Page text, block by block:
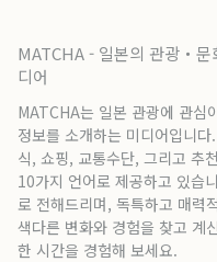
MATCHA - 일본의 관광・
디어
MATCHA는 일본 관광에 관심
정보를 소개하는 미디어입니
식, 쇼핑, 교통수단, 그리고 추
10가지 언어로 제공하고 있습
로 전해드리며, 독특하고 매력
색다른 변화와 경험을 찾고 계
한 시간을 경험해 보세요.